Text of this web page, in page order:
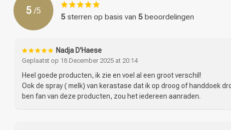
Omvorming
stappen.
Ingrediënten Kérastase Discipline Fondant Fluidealiste 200 ML:
Aqua / Water, Cetearyl Alcohol, Amodimethicone, Glycerin, Cetyl
Salicylate, Serine, Hydroxypropyltrimonium Hydrolyzed Wheat
Digluconate, 2-Oleamido-1,3-Octadecanediol, Linalool, Alpha-
5 /5
5 sterren op basis van 5 beoordelingen
Nadja D'Haese
Geplaatst op 18 December 2025 at 20:14
Heel goede producten, ik zie en voel al een groot verschil!
Ook de spray ( melk) van kerastase dat ik op droog of handdoek
ben fan van deze producten, zou het iedereen aanraden.